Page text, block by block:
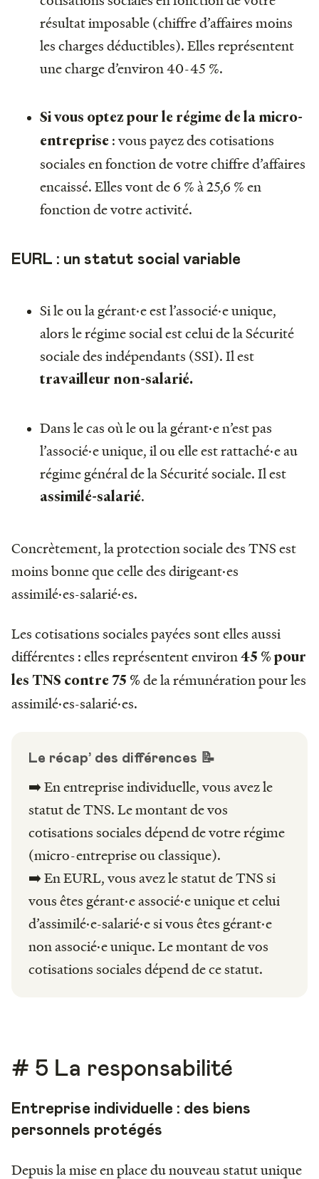
résultat imposable (chiffre d’affaires moins
les charges déductibles). Elles représentent
une charge d’environ 40-45 %.
Si vous optez pour le régime de la micro-
entreprise : vous payez des cotisations
sociales en fonction de votre chiffre d’affaires
encaissé. Elles vont de 6 % à 25,6 % en
fonction de votre activité.
EURL : un statut social variable
Si le ou la gérant·e est l’associé·e unique,
alors le régime social est celui de la Sécurité
sociale des indépendants (SSI). Il est
travailleur non-salarié.
Dans le cas où le ou la gérant·e n’est pas
l’associé·e unique, il ou elle est rattaché·e au
régime général de la Sécurité sociale. Il est
assimilé-salarié.
Concrètement, la protection sociale des TNS est
moins bonne que celle des dirigeant·es
assimilé·es-salarié·es.
Les cotisations sociales payées sont elles aussi
différentes : elles représentent environ45 % pour
les TNS contre 75 % de la rémunération pour les
assimilé·es-salarié·es.
Le récap’ des différences 📝
➡️ En entreprise individuelle, vous avez le
statut de TNS. Le montant de vos
cotisations sociales dépend de votre régime
(micro-entreprise ou classique).
➡️ En EURL, vous avez le statut de TNS si
vous êtes gérant·e associé·e unique et celui
d’assimilé·e-salarié·e si vous êtes gérant·e
non associé·e unique. Le montant de vos
cotisations sociales dépend de ce statut.
# 5 La responsabilité
Entreprise individuelle : des biens
personnels protégés
Depuis la mise en place du nouveau statut unique